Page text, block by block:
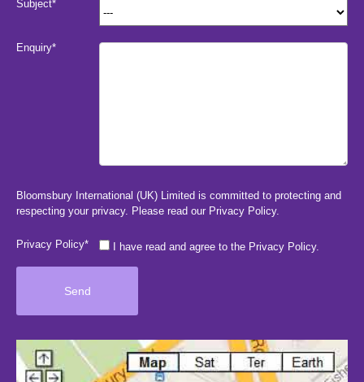
Subject*
Enquiry*
Bloomsbury International (UK) Limited is committed to protecting and
respecting your privacy. Please read our Privacy Policy.
Privacy Policy* I have read and agree to the Privacy Policy.